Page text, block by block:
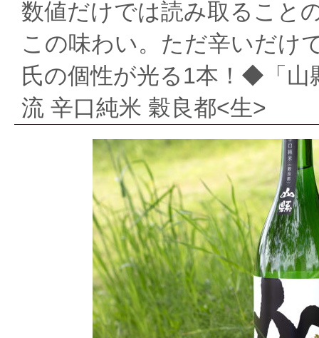
ー
ズ
セ
レ
ク
シ
ョ
ン
数値だけでは読み取ること
この味わい。ただ辛いだけ
氏の個性が光る1本！◆「山
流 辛口純米 穀良都<生>